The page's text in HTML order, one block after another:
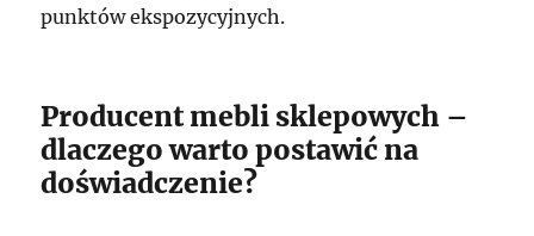
punktów ekspozycyjnych.
Producent mebli sklepowych –
dlaczego warto postawić na
doświadczenie?